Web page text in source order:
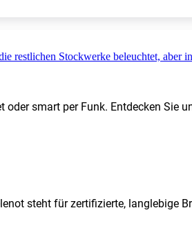
smart per Funk. Entdecken Sie
steht für zertifizierte, langlebige